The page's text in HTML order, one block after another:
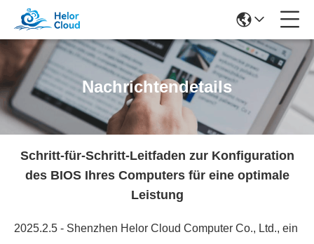
Nachrichtendetails
Schritt-für-Schritt-Leitfaden zur Konfiguration
des BIOS Ihres Computers für eine optimale
Leistung
2025.2.5 - Shenzhen Helor Cloud Computer Co., Ltd., ein